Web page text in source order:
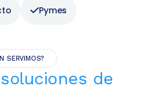
Pymes
SERVIMOS?
soluciones de